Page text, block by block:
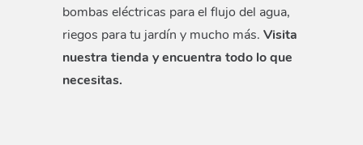
bombas eléctricas para el flujo del agua,
riegos para tu jardín y mucho más. Visita
nuestra tienda y encuentra todo lo que
necesitas.